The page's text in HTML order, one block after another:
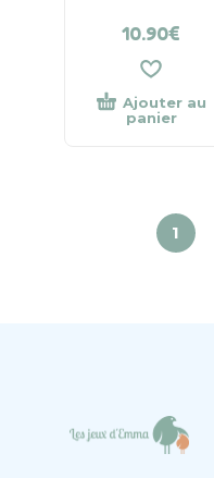
10.90€
Ajouter au
panier
1